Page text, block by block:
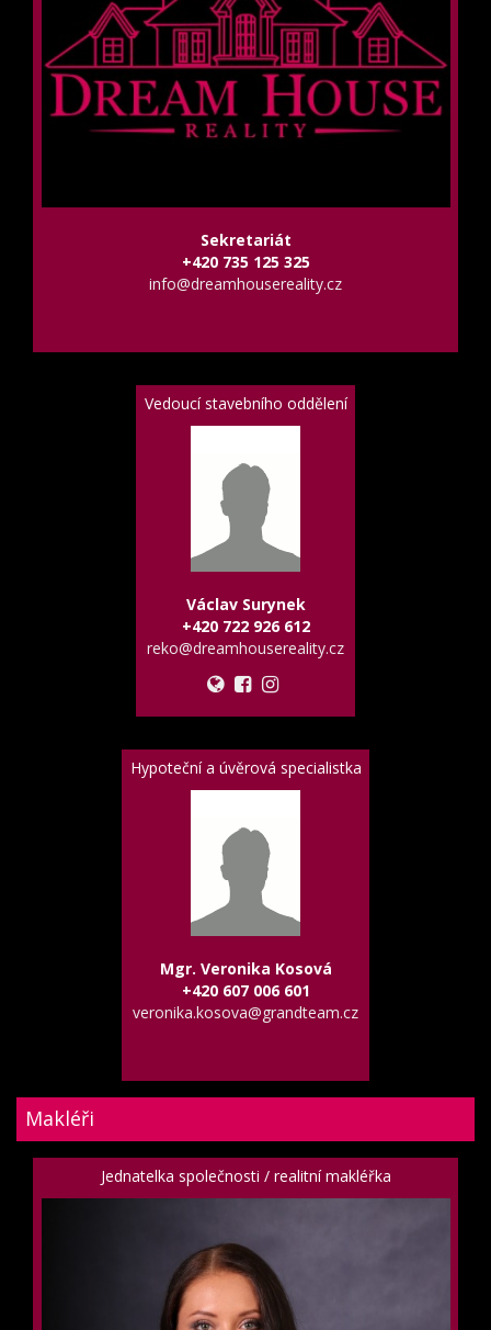
Sekretariát
+420 735 125 325
info@dreamhousereality.cz
Vedoucí stavebního oddělení
Václav Surynek
+420 722 926 612
reko@dreamhousereality.cz
Hypoteční a úvěrová specialistka
Mgr. Veronika Kosová
+420 607 006 601
veronika.kosova@grandteam.cz
Makléři
Jednatelka společnosti / realitní makléřka